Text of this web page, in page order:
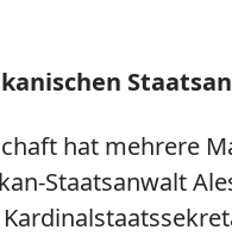
hat mehrere
Staatsanwalt